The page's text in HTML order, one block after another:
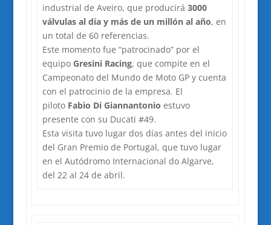
industrial de Aveiro, que producirá3000
válvulas al día y más de un millón al año, en
un total de 60 referencias.
Este momento fue “patrocinado” por el
equipo Gresini Racing, que compite en el
Campeonato del Mundo de Moto GP y cuenta
con el patrocinio de la empresa. El
piloto Fabio Di Giannantonio estuvo
presente con su Ducati #49.
Esta visita tuvo lugar dos días antes del inicio
del Gran Premio de Portugal, que tuvo lugar
en el Autódromo Internacional do Algarve,
del 22 al 24 de abril.